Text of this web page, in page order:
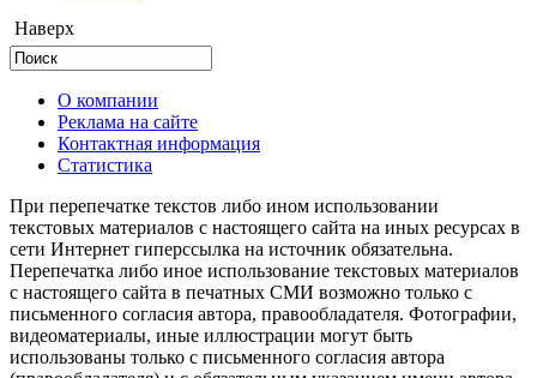
Наверх
О компании
Реклама на сайте
Контактная информация
Статистика
При перепечатке текстов либо ином использовании
текстовых материалов с настоящего сайта на иных ресурсах в
сети Интернет гиперссылка на источник обязательна.
Перепечатка либо иное использование текстовых материалов
с настоящего сайта в печатных СМИ возможно только с
письменного согласия автора, правообладателя. Фотографии,
видеоматериалы, иные иллюстрации могут быть
использованы только с письменного согласия автора